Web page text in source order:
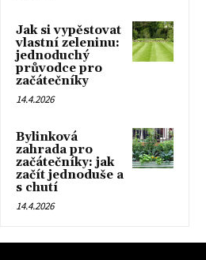
Jak si vypěstovat
vlastní zeleninu:
jednoduchý
průvodce pro
začátečníky
14.4.2026
Bylinková
zahrada pro
začátečníky: jak
začít jednoduše a
s chutí
14.4.2026